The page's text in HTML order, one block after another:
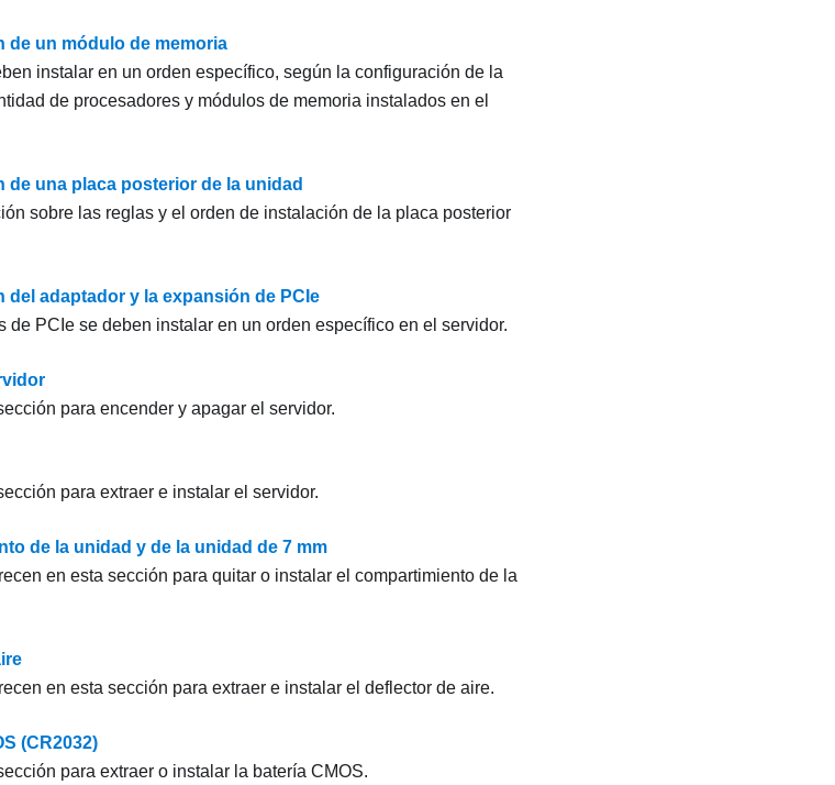
de un módulo de memoria
instalar en un orden específico, según la configuración de la
de procesadores y módulos de memoria instalados en el
de una placa posterior de la unidad
sobre las reglas y el orden de instalación de la placa posterior
del adaptador y la expansión de PCIe
de PCIe se deben instalar en un orden específico en el servidor.
para encender y apagar el servidor.
para extraer e instalar el servidor.
de la unidad y de la unidad de 7 mm
en esta sección para quitar o instalar el compartimiento de la
en esta sección para extraer e instalar el deflector de aire.
(CR2032)
para extraer o instalar la batería CMOS.